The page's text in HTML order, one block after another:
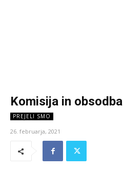
Komisija in obsodba
PREJELI SMO
26. februarja, 2021